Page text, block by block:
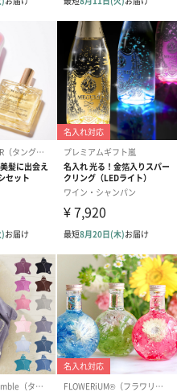
メッセージカ
you）ピ
円）
【誕生日】
Birthday ホワ
刷なし）（
ンを厳選し、2〜4点の雑貨を
洗練された贈り物が、これひ
生日、お礼などのシーンへ。